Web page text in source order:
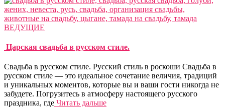
ВЕДУЩИЕ
Царская свадьба в русском стиле.
Свадьба в русском стиле. Русский стиль в роскоши Cвадьба в
русском стиле — это идеальное сочетание величия, традиций
и уникальных моментов, которые вы и ваши гости никогда не
забудете. Погрузитесь в атмосферу настоящего русского
праздника, где Читать дальше